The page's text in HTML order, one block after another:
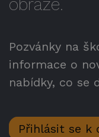
obraze.
Pozvánky na
informace o
nabídky, co se
Přihlásit se k